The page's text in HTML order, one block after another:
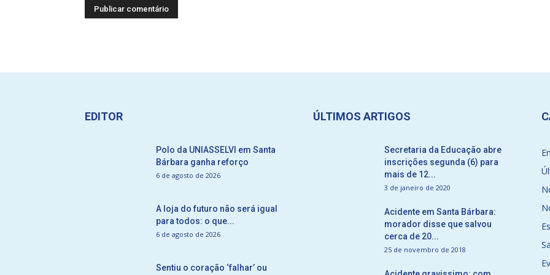
EDITOR
Polo da UNIASSELVI em Santa
Bárbara ganha reforço
6 de agosto de 2026
A loja do futuro não será igual
para todos: o que...
6 de agosto de 2026
Sentiu o coração ‘falhar’ ou
ÚLTIMOS ARTIGOS
Secretaria da Educação abre
inscrições segunda (6) para
mais de 12...
3 de janeiro de 2020
Acidente em Santa Bárbara:
morador disse que salvou
cerca de 20...
25 de novembro de 2018